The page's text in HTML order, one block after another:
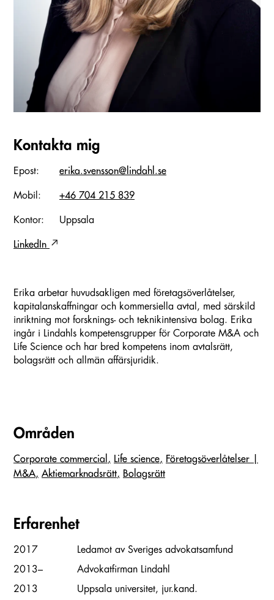
Kontakta mig
Epost: erika.svensson@lindahl.se
Mobil: +46 704 215 839
Kontor: Uppsala
LinkedIn
Erika arbetar huvudsakligen med företagsöverlåtelser,
kapitalanskaffningar och kommersiella avtal, med särskild
inriktning mot forsknings- och teknikintensiva bolag. Erika
ingår i Lindahls kompetensgrupper för Corporate M&A och
Life Science och har bred kompetens inom avtalsrätt,
bolagsrätt och allmän affärsjuridik.
Områden
Corporate commercial Life science
Företags­överlåtelser |
M&A
Aktiemarknadsrätt Bolagsrätt
Erfarenhet
2017
Ledamot av Sveriges advokatsamfund
2013–
Advokatfirman Lindahl
2013
Uppsala universitet, jur.kand.